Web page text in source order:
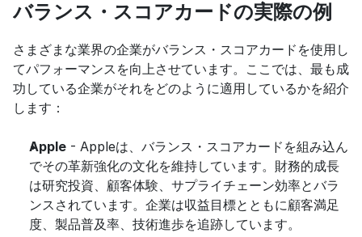
バランス・スコアカードの実際の例
さまざまな業界の企業がバランス・スコアカードを使用し
てパフォーマンスを向上させています。ここでは、最も成
功している企業がそれをどのように適用しているかを紹介
します：
Apple - Appleは、バランス・スコアカードを組み込ん
でその革新強化の文化を維持しています。財務的成長
は研究投資、顧客体験、サプライチェーン効率とバラ
ンスされています。企業は収益目標とともに顧客満足
度、製品普及率、技術進歩を追跡しています。